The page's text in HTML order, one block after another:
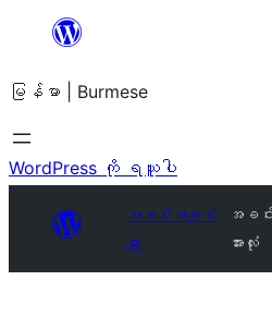
အကြောင်းအရာ
ကျော်သွား
ရန်
မြန်မာ | Burmese
WordPress ကို ရယူပါ
အခင်းအကျင်း
များ
အခင်
အားလုံး